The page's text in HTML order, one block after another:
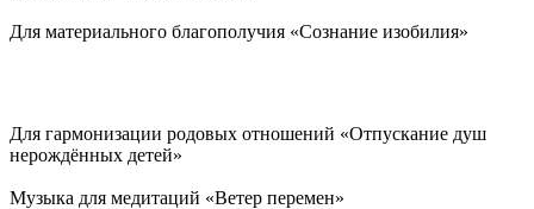
Для материального благополучия «Сознание изобилия»
Для гармонизации родовых отношений «Отпускание душ
нерождённых детей»
Музыка для медитаций «Ветер перемен»